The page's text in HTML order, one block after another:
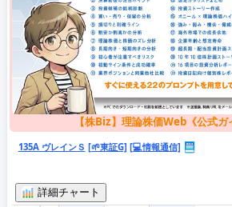
【株Biz】理論株価Web《公式ガ
135A ヴレインＳ [🌱東証G] [💻情報通信]
詳細チャート